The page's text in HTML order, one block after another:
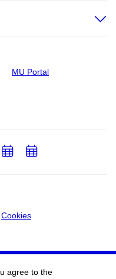
MU Portal
Cookies
AddAdd
agree to the